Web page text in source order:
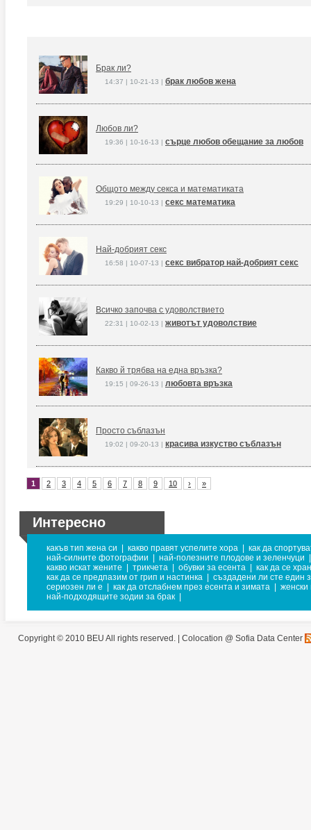
Брак ли?
14:37 | 10-21-13 | брак любов жена
Любов ли?
19:36 | 10-16-13 | сърце любов обещание за любов
Общото между секса и математиката
19:29 | 10-10-13 | секс математика
Най-добрият секс
16:58 | 10-07-13 | секс вибратор най-добрият секс
Всичко започва с удоволствието
22:31 | 10-02-13 | животът удоволствие
Какво й трябва на една връзка?
19:15 | 09-26-13 | любовта връзка
Просто съблазън
19:02 | 09-20-13 | красива изкуство съблазън
1 2 3 4 5 6 7 8 9 10 › »
Интересно
какъв тип жена си какво правят успелите хора
как да
най-силните фотографии
най-полезните плодове и зеленчуци
какво искат жените
трикчета обувки за есента
как да се
как да се предпазим от грип и настинка
създадени ли сте един
сериозен ли е
как да отслабнем през есента и зимата
женски
най-подходящите зодии за брак
Copyright © 2010 BEU All rights reserved. | Colocation @ Sofia Data Center